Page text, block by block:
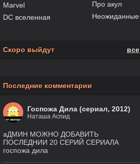
Marvel
DC вселенная
Про акул
Неожиданные
Скоро выйдут все
Последние комментарии
Госпожа Дила (сериал, 2012)
Наташа Аспид
аДМИН МОЖНО ДОБАВИТЬ
ПОСЛЕДНИИ 20 СЕРИЙ СЕРИАЛА
госпожа дила